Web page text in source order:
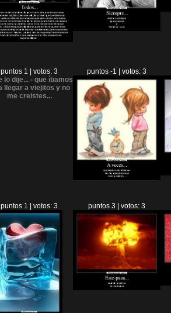
puntos 1 | votos: 3 puntos -1 | votos: 3
puntos 1 | votos: 3 puntos 3 | votos: 3